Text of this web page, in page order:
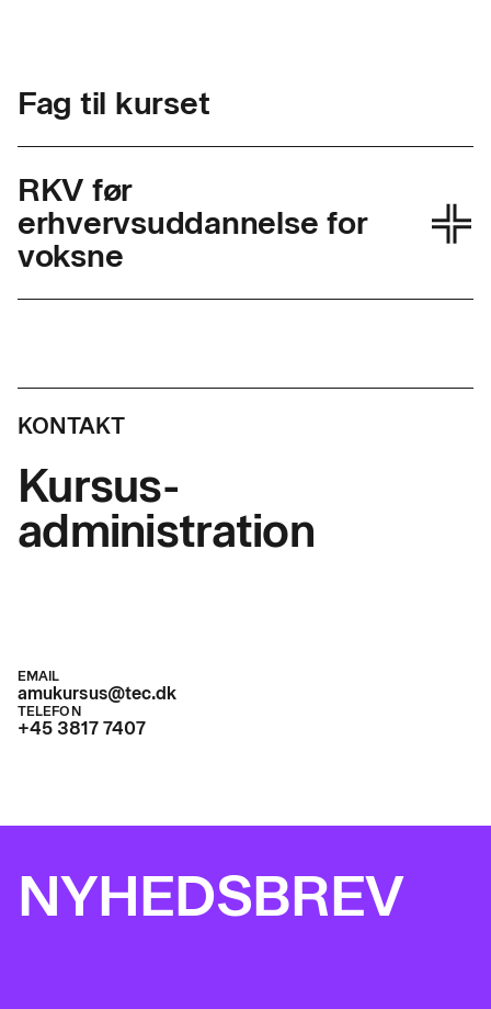
Fag til kurset
RKV før
erhvervsuddannelse for
voksne
Varighed
0,5 dag
KONTAKT
Kursus-
administration
EMAIL
amukursus@tec.dk
TELEFON
+45 3817 7407
NYHEDSBREV